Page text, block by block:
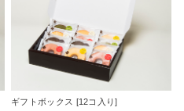
ギフトボックス [12コ入り]